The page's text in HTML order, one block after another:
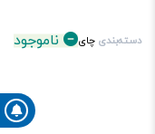
دسته‌بندی چای ناموجود